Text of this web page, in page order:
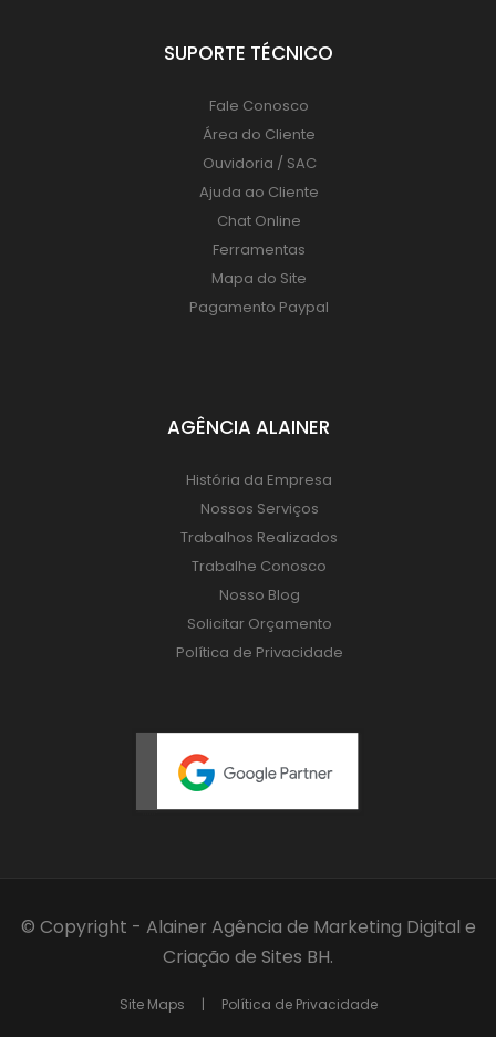
SUPORTE TÉCNICO
Fale Conosco
Área do Cliente
Ouvidoria / SAC
Ajuda ao Cliente
Chat Online
Ferramentas
Mapa do Site
Pagamento Paypal
AGÊNCIA ALAINER
História da Empresa
Nossos Serviços
Trabalhos Realizados
Trabalhe Conosco
Nosso Blog
Solicitar Orçamento
Política de Privacidade
© Copyright - Alainer Agência de Marketing Digital e
Criação de Sites BH.
Site Maps | Política de Privacidade